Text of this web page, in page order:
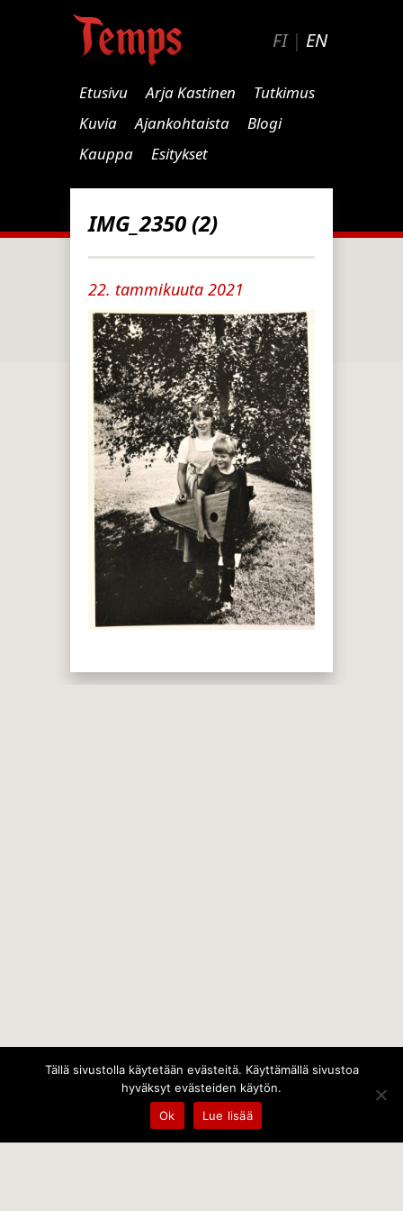
FI| EN
Etusivu Arja Kastinen
Tutkimus
Kuvia
Ajankohtaista
Blogi
Kauppa
Esitykset
IMG_2350 (2)
22. tammikuuta 2021
Tällä sivustolla käytetään evästeitä. Käyttämällä sivustoa
hyväksyt evästeiden käytön.
Ok
Lue lisää